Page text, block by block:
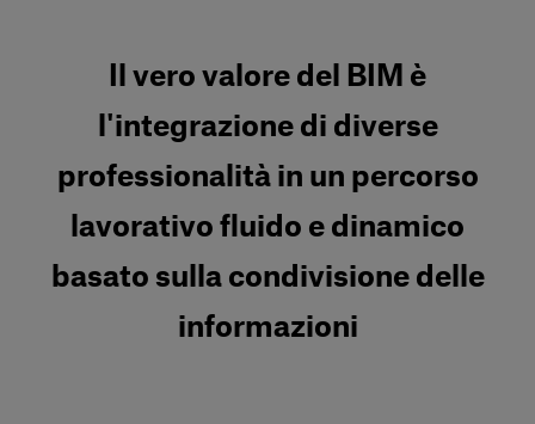
Il vero valore del BIM è
l'integrazione di diverse
professionalità in un percorso
lavorativo fluido e dinamico
basato sulla condivisione delle
informazioni